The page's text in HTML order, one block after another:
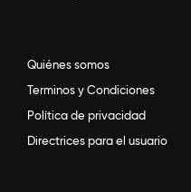
Quiénes somos
Terminos y Condiciones
Política de privacidad
Directrices para el usuario